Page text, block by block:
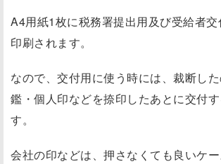
A4用紙1枚に税務署提出用及び受給者
印刷されます。
なので、交付用に使う時には、裁断し
鑑・個人印などを捺印したあとに交付
す。
会社の印などは、押さなくても良いケ